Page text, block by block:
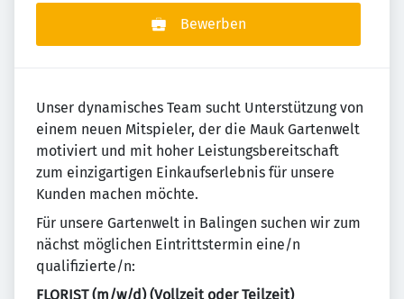
Bewerben
Unser dynamisches Team sucht Unterstützung von
einem neuen Mitspieler, der die Mauk Gartenwelt
motiviert und mit hoher Leistungsbereitschaft
zum einzigartigen Einkaufserlebnis für unsere
Kunden machen möchte.
Für unsere Gartenwelt in Balingen suchen wir zum
nächst möglichen Eintrittstermin eine/n
qualifizierte/n:
FLORIST (m/w/d) (Vollzeit oder Teilzeit)